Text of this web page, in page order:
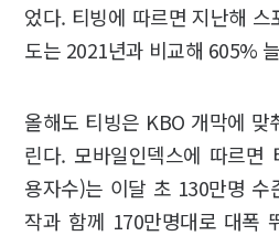
었다. 티빙에 따르면 지난해
도는 2021년과 비교해 605%
올해도 티빙은 KBO 개막에 맞
린다. 모바일인덱스에 따르면
용자수)는 이달 초 130만명 수
작과 함께 170만명대로 대폭